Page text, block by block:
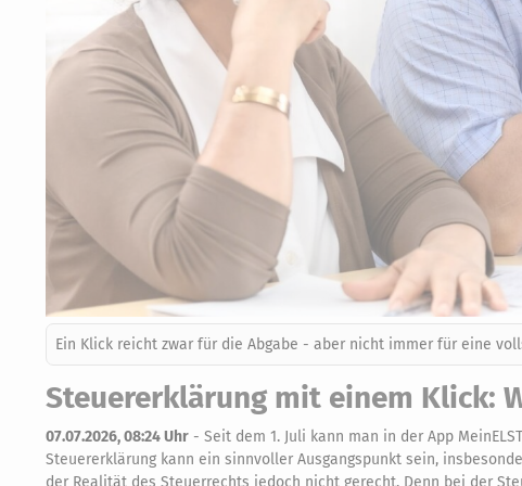
Ein Klick reicht zwar für die Abgabe - aber nicht immer für eine
Steuererklärung mit einem Klick:
07.07.2026, 08:24 Uhr - Seit dem 1. Juli kann man in der App
Steuererklärung kann ein sinnvoller Ausgangspunkt sein,
der Realität des Steuerrechts jedoch nicht gerecht. Denn bei der